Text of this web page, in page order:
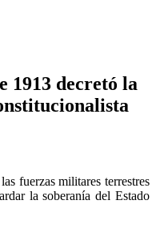
1913 decretó la
fuerzas militares terrestres
la soberanía del Estado